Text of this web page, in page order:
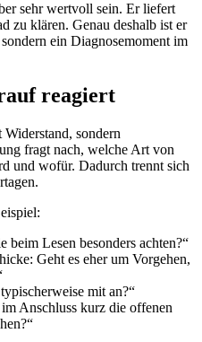
sehr wertvoll sein. Er liefert
zu klären. Genau deshalb ist er
ein Diagnosemoment im
reagiert
sondern
fragt nach, welche Art von
und wofür. Dadurch trennt sich
beim Lesen besonders achten?“
Geht es eher um Vorgehen,
mit an?“
Anschluss kurz die offenen